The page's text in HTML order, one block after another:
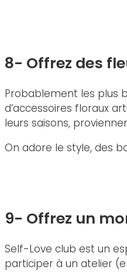
8- Offrez des
Probablement les plus
d’accessoires floraux
leurs saisons,
On adore le style, des
9- Offrez un
Self-Love club est un
participer à un atelier